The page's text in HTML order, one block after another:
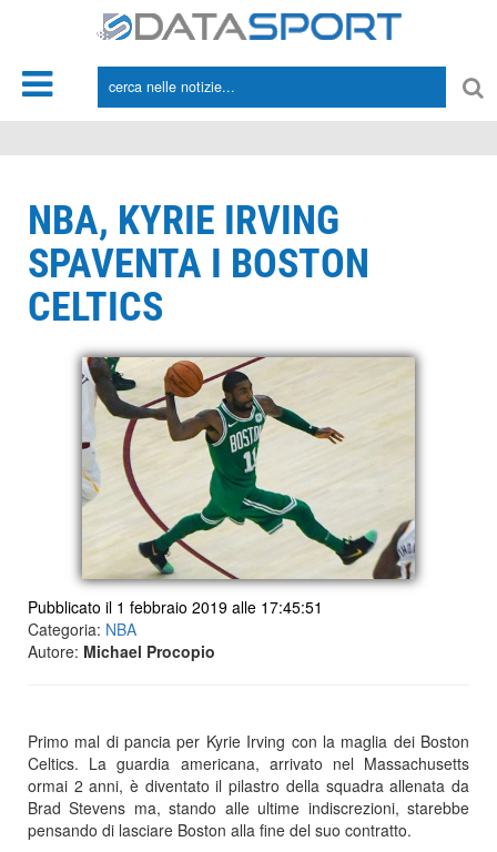
NBA, KYRIE IRVING
SPAVENTA I BOSTON
CELTICS
Pubblicato il 1 febbraio 2019 alle 17:45:51
Categoria: NBA
Autore: Michael Procopio
Primo mal di pancia per Kyrie Irving con la maglia dei Boston
Celtics. La guardia americana, arrivato nel Massachusetts
ormai 2 anni, è diventato il pilastro della squadra allenata da
Brad Stevens ma, stando alle ultime indiscrezioni, starebbe
pensando di lasciare Boston alla fine del suo contratto.